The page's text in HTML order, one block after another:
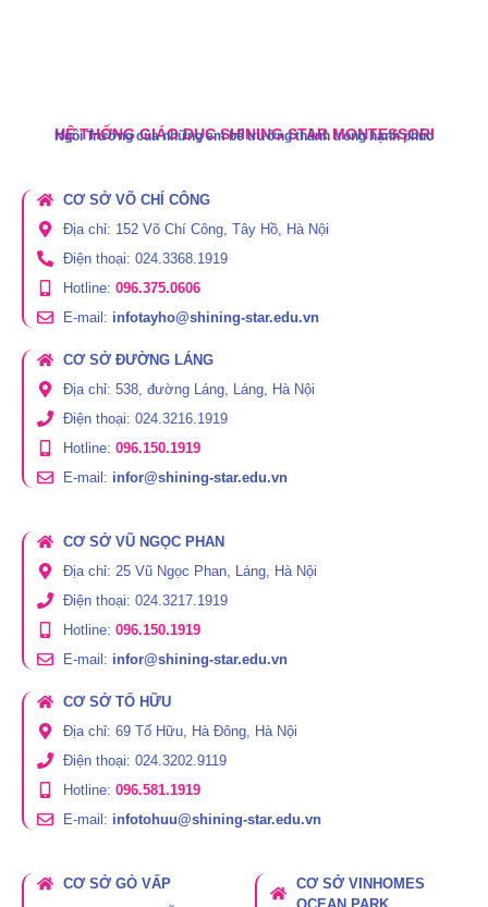
HỆ THỐNG GIÁO DỤC SHINING STAR MONTESSORI
Ngôi Trường của những em bé trưởng thành trong hạnh phúc
CƠ SỞ VÕ CHÍ CÔNG
Địa chỉ: 152 Võ Chí Công, Tây Hồ, Hà Nội
Điện thoại: 024.3368.1919
Hotline: 096.375.0606
E-mail: infotayho@shining-star.edu.vn
CƠ SỞ ĐƯỜNG LÁNG
Địa chỉ: 538, đường Láng, Láng, Hà Nội
Điện thoại: 024.3216.1919
Hotline: 096.150.1919
E-mail: infor@shining-star.edu.vn
CƠ SỞ VŨ NGỌC PHAN
Địa chỉ: 25 Vũ Ngọc Phan, Láng, Hà Nội
Điện thoại: 024.3217.1919
Hotline: 096.150.1919
E-mail: infor@shining-star.edu.vn
CƠ SỞ TỐ HỮU
Địa chỉ: 69 Tố Hữu, Hà Đông, Hà Nội
Điện thoại: 024.3202.9119
Hotline: 096.581.1919
E-mail: infotohuu@shining-star.edu.vn
CƠ SỞ GÒ VẤP
CƠ SỞ VINHOMES